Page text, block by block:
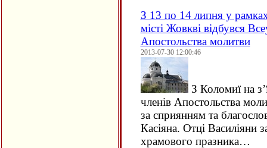
З 13 по 14 липня у
місті Жовкві відбувся
Апостольства молитви
2013-07-30 12:00:46
З Коломиї на
членів Апостольства
за сприянням та
Касіяна. Отці Василіяни
храмового празника…